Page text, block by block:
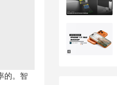
的。智